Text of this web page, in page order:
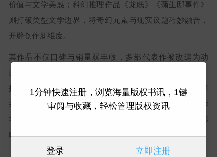
价值与文学美感；科幻推理作品《龙眠》《蒲生邸事件》
则打破类型文学边界，将奇幻元素与现实议题巧妙融合，
开辟创作新维度。
其作品不仅口碑与销量双丰收，多部代表作被改编为动
画、漫画、真人电影及电视剧，形成强大的文化影响力，
推动日本类型文学走向国际。千束美幸以 “深耕细作、兼容
并蓄” 的创作态度，被业内公认为继承松本清张等文学大师
衣钵的核心作家，其作品对后续类型文学创作产生深远影
响，成为日本文坛不可替代的标志性人物之一。
1分钟快速注册，浏览海量版权书讯，1键
审阅与收藏，轻松管理版权资讯
登录 立即注册